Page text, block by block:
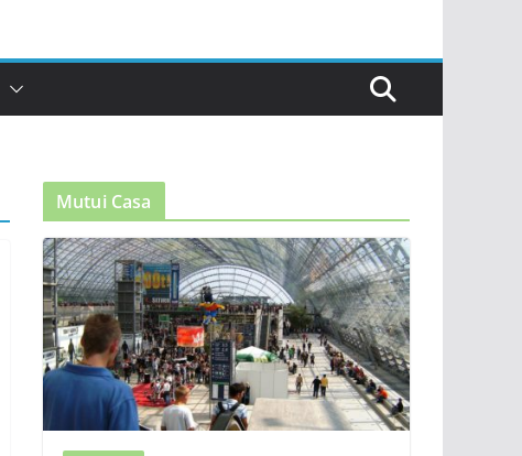
Mutui Casa